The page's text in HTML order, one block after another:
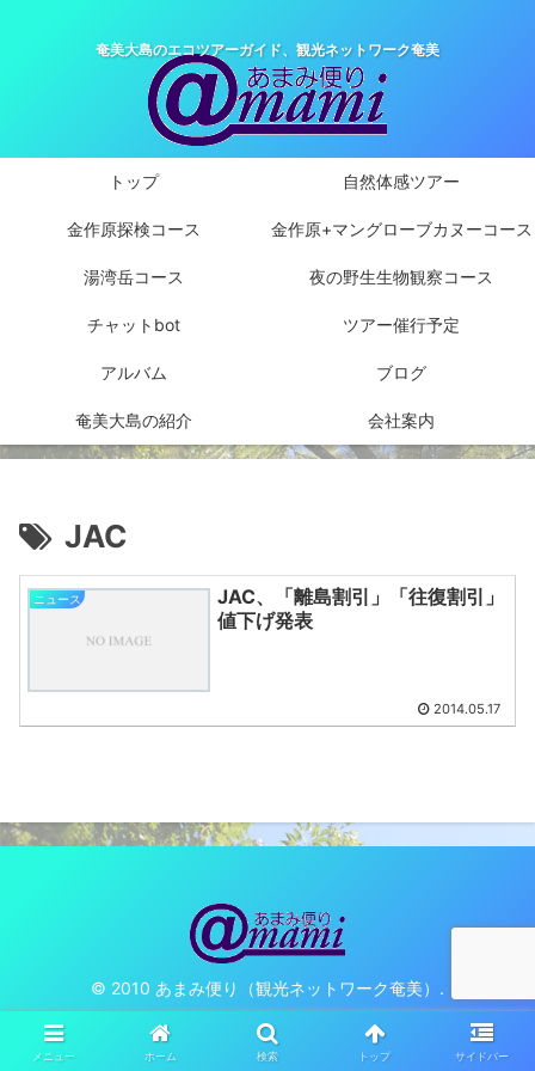
奄美大島のエコツアーガイド、観光ネットワーク奄美
トップ 自然体感ツアー
金作原探検コース 金作原+マングローブカヌーコース
湯湾岳コース 夜の野生生物観察コース
チャットbot ツアー催行予定
アルバム ブログ
奄美大島の紹介 会社案内
JAC
ニュース
JAC、「離島割引」「往復割引」
値下げ発表
2014.05.17
© 2010 あまみ便り（観光ネットワーク奄美）.
メニュー ホーム 検索 トップ サイドバー